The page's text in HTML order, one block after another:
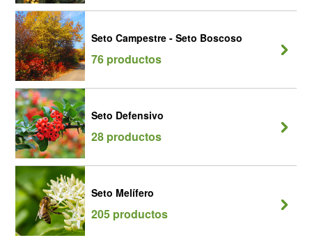
Seto Campestre - Seto Boscoso
76 productos
Seto Defensivo
28 productos
Seto Melífero
205 productos